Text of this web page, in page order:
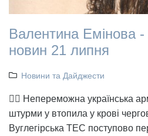
Валентина Емінова
новин 21 липня
Новини та Дайджести
👉🏻 Непереможна українська
штурми у втопила у крові
Вуглегірська ТЕС поступово